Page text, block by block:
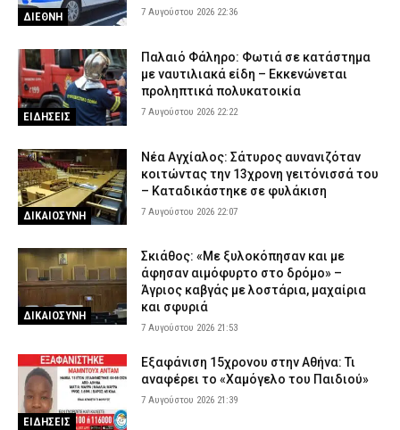
ΔΙΕΘΝΗ 7 Αυγούστου 2026 22:36
ΕΙΔΗΣΕΙΣ
Παλαιό Φάληρο: Φωτιά σε κατάστημα
με ναυτιλιακά είδη – Εκκενώνεται
προληπτικά πολυκατοικία
7 Αυγούστου 2026 22:22
ΔΙΚΑΙΟΣΥΝΗ
Νέα Αγχίαλος: Σάτυρος αυνανιζόταν
κοιτώντας την 13χρονη γειτόνισσά του
– Καταδικάστηκε σε φυλάκιση
7 Αυγούστου 2026 22:07
ΔΙΚΑΙΟΣΥΝΗ
Σκιάθος: «Με ξυλοκόπησαν και με
άφησαν αιμόφυρτο στο δρόμο» –
Άγριος καβγάς με λοστάρια, μαχαίρια
και σφυριά
7 Αυγούστου 2026 21:53
ΕΙΔΗΣΕΙΣ
Εξαφάνιση 15χρονου στην Αθήνα: Τι
αναφέρει το «Χαμόγελο του Παιδιού»
7 Αυγούστου 2026 21:39